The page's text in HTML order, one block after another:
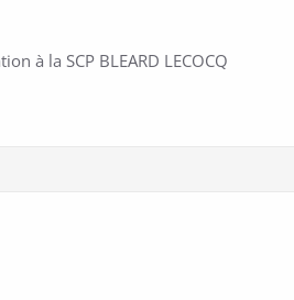
à la SCP BLEARD LECOCQ